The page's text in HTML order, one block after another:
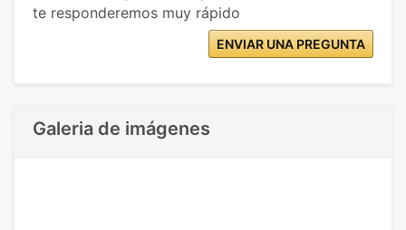
te responderemos muy rápido
ENVIAR UNA PREGUNTA
Galeria de imágenes